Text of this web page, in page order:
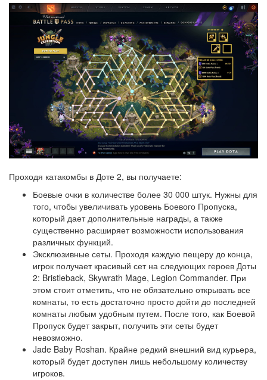
Проходя катакомбы в Доте 2, вы получаете:
Боевые очки в количестве более 30 000 штук. Нужны для
того, чтобы увеличивать уровень Боевого Пропуска,
который дает дополнительные награды, а также
существенно расширяет возможности использования
различных функций.
Эксклюзивные сеты. Проходя каждую пещеру до конца,
игрок получает красивый сет на следующих героев Доты
2: Bristleback, Skywrath Mage, Legion Commander. При
этом стоит отметить, что не обязательно открывать все
комнаты, то есть достаточно просто дойти до последней
комнаты любым удобным путем. После того, как Боевой
Пропуск будет закрыт, получить эти сеты будет
невозможно.
Jade Baby Roshan. Крайне редкий внешний вид курьера,
который будет доступен лишь небольшому количеству
игроков.